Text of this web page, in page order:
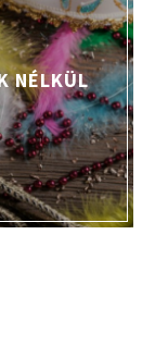
NÉLKÜL